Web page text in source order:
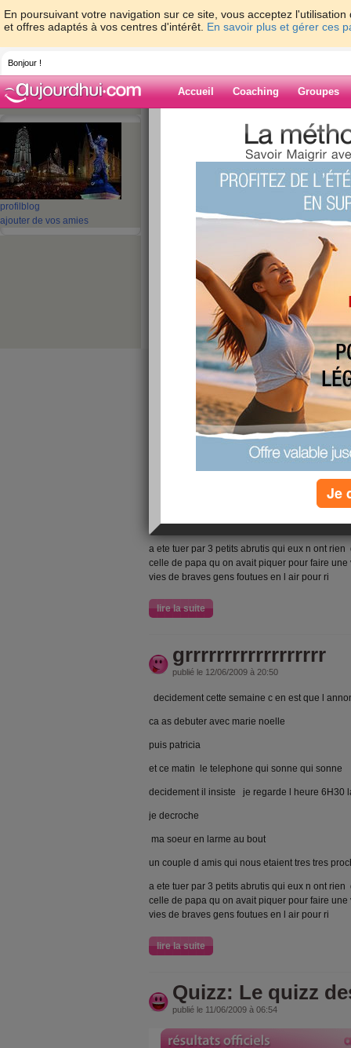
En poursuivant votre navigation sur ce site, vous acceptez
et offres adaptés à vos centres d'intérêt. En savoir plus et gérer ces
Bonjour !
Accueil Coaching Groupes
profil blog
ajouter de vos amies
> lilasblanc2610
Blog de
21 - 30 31 - 40 41 - 41 »
‹ Préc. 1 2 3 4 5
grrrrrrrrrrrrrrrrrr
publié le 12/06/2009 à 20:50
decidement cette semaine c en est que l
ca as debuter avec marie noelle
puis patricia
et ce matin le telephone qui sonne qui sonne
decidement il insiste je regarde l heure 6H30
un couple d amis qui nous etaient tres tres
a ete tuer par 3 petits abrutis qui eux n ont
celle de papa qu on avait piquer pour faire
vies de braves gens foutues en l air pour ri
lire la suite
grrrrrrrrrrrrrrrrrr
publié le 12/06/2009 à 20:50
decidement cette semaine c en est que l
ca as debuter avec marie noelle
puis patricia
et ce matin le telephone qui sonne qui sonne
decidement il insiste je regarde l heure 6H30
je decroche
ma soeur en larme au bout
un couple d amis qui nous etaient tres tres
a ete tuer par 3 petits abrutis qui eux n ont
celle de papa qu on avait piquer pour faire
vies de braves gens foutues en l air pour ri
lire la suite
Quizz: Le quizz
publié le 11/06/2009 à 06:54
Je